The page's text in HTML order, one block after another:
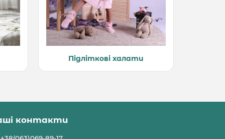
Підліткові халати
контакти